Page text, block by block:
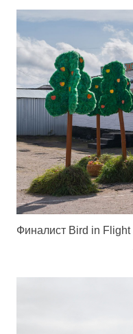
Финалист Bird in